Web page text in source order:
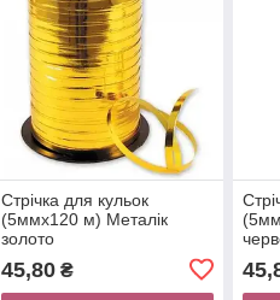
Стрічка для кульок
(5ммх120 м) Металік
золото
45,80₴